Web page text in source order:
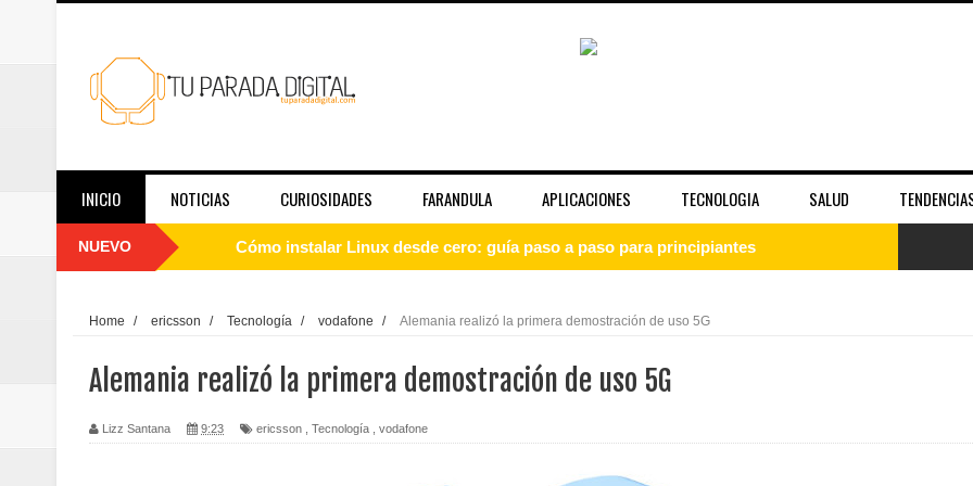
INICIO NOTICIAS CURIOSIDADES FARANDULA APLICACIONES TECNOLOGIA SALUD
NUEVO Cómo instalar Linux desde cero: guía paso a paso para principiantes
El papel de las redes sociales en la fama y la imagen pública de las celebridades
Telemedicina hoy: en qué casos funciona bien y cuándo no es suficiente
Home / ericsson / Tecnología / vodafone / Alemania realizó la primera demostración de uso 5G
Alemania realizó la primera demostración de uso 5G
Lizz Santana 9:23 ericsson Tecnología vodafone